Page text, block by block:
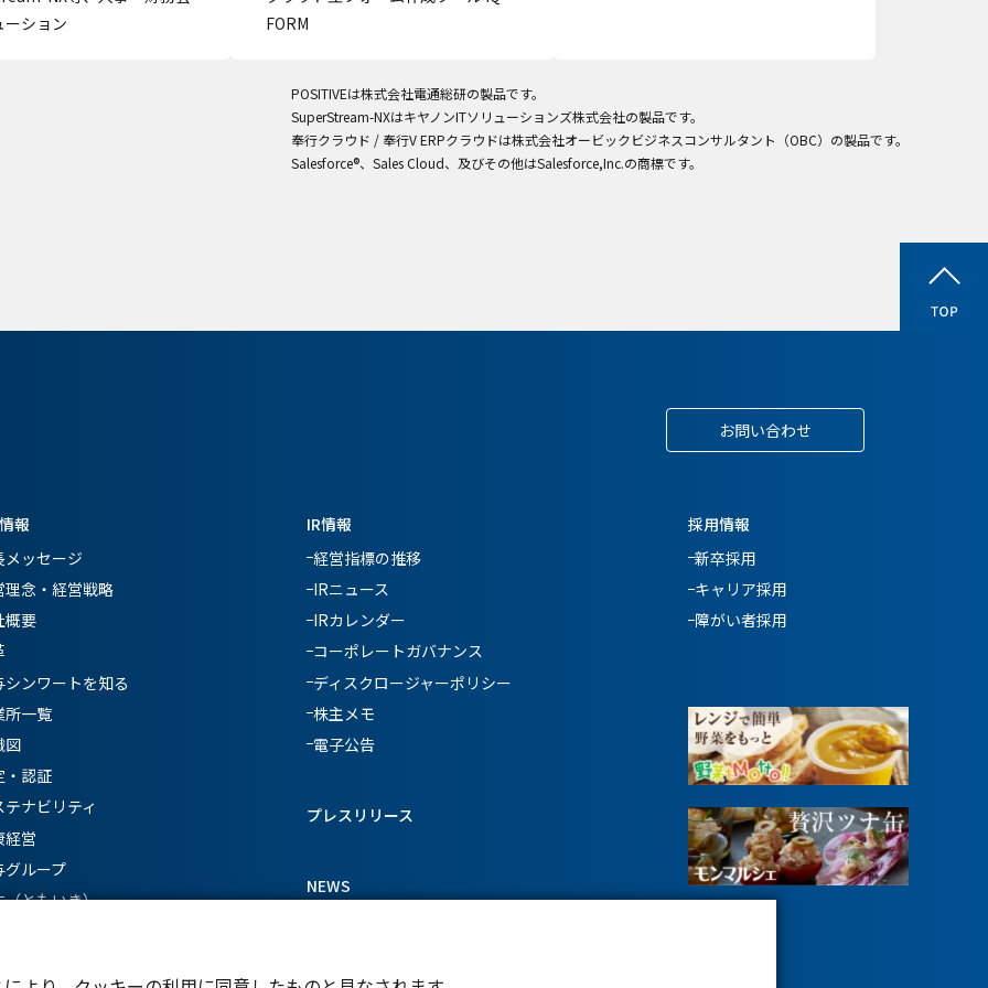
ション
FORM
POSITIVEは株式会社電通総研の製品です。
SuperStream-NXはキヤノンITソリューションズ株式会社の製品です。
奉行クラウド / 奉行V ERPクラウドは株式会社オービックビジネスコンサルタント（OBC）の製品です。
Salesforce®、Sales Cloud、及びその他はSalesforce,Inc.の商標です。
お問い合わせ
報
メッセージ
理念・経営戦略
概要
シンワートを知る
所一覧
図
・認証
テナビリティ
経営
グループ
（ともいき）
IR情報
経営指標の推移
IRニュース
IRカレンダー
コーポレートガバナンス
ディスクロージャーポリシー
株主メモ
電子公告
プレスリリース
NEWS
採用情報
新卒採用
キャリア採用
障がい者採用